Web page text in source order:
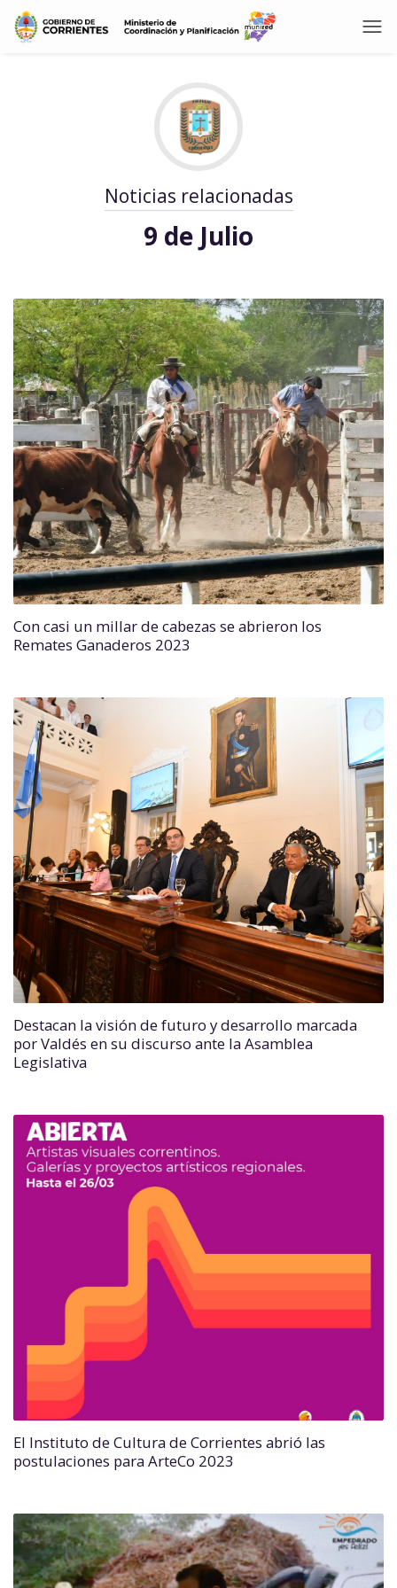
Noticias relacionadas
9 de Julio
Con casi un millar de cabezas se abrieron los
Remates Ganaderos 2023
Destacan la visión de futuro y desarrollo marcada
por Valdés en su discurso ante la Asamblea
Legislativa
El Instituto de Cultura de Corrientes abrió las
postulaciones para ArteCo 2023